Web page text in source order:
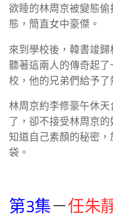
欲睡的林周京被變態
態，簡直女中豪傑。
來到學校後，韓書竣
聽著這兩人的傳奇起
校，他的兄弟們給予了
林周京約李修豪午休
了，卻不接受林周京
知道自己素顏的秘密
袋。
第3集－任朱